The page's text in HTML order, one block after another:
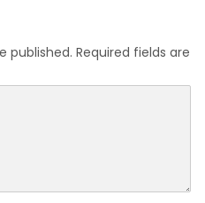
published. Required fields are